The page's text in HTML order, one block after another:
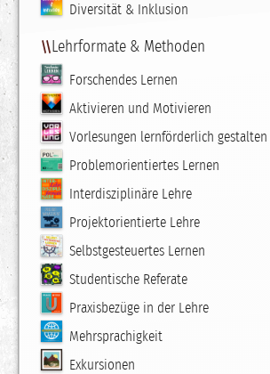
Diversität & Inklusion
Lehrformate & Methoden
Forschendes Lernen
Aktivieren und Motivieren
Vorlesungen lernförderlich gestalten
Problemorientiertes Lernen
Interdisziplinäre Lehre
Projektorientierte Lehre
Selbstgesteuertes Lernen
Studentische Referate
Praxisbezüge in der Lehre
Mehrsprachigkeit
Exkursionen